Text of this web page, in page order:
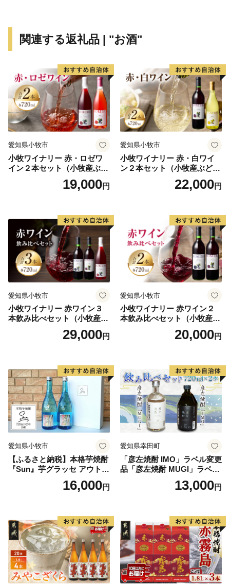
ざまな分野に活用させていただき、施策に反映させてま
いりますので、応援をよろしくお願いいたします。
※本市では、いかなる理由があっても、お申込後の寄附
の取り下げ（キャンセル）及び寄附金の返金は致しかね
関連する返礼品 | "お酒"
愛知県小牧市
小牧ワイナリー 赤・ロゼワ
イン２本セット（小牧産ぶど
19,000円
愛知県小牧市
小牧ワイナリー 赤・白ワイ
ン２本セット（小牧産ぶどう
22,000円
愛知県小牧市
小牧ワイナリー 赤ワイン３
本飲み比べセット（小牧産ぶ
どう100％使用）29,000円
愛知県小牧市
小牧ワイナリー 赤ワイン２
本飲み比べセット（小牧産ぶ
どう100％使用）20,000円
愛知県小牧市
【ふるさと納税】本格芋焼酎
『Sun』芋グラッセ アウトド
ア ソロキャンプ ベランピン
グ 巣ごもり 就労支援16,000円
愛知県幸田町
「彦左焼酎 IMO」ラベル変更
品「彦左焼酎 MUGI」ラベル
変更品 飲み比べ セット 合計
2本 720ml×各1本 25度 焼酎
13,000円